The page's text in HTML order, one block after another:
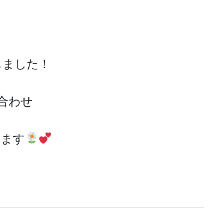
した！
わせ
す